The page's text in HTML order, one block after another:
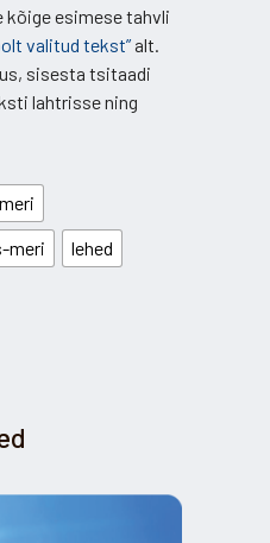
kõige esimese tahvli
valitud tekst” alt.
sisesta tsitaadi
lahtrisse ning
meri
lehed